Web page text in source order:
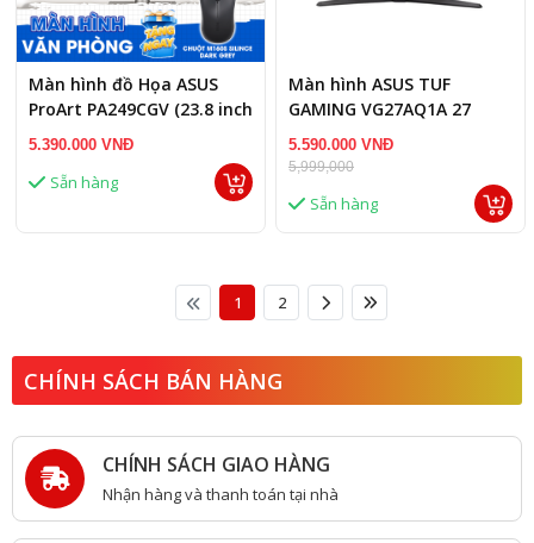
Màn hình đồ Họa ASUS
ProArt PA249CGV (23.8 inch
- IPS - FHD - 144Hz - 5ms -
5.390.000 VNĐ
Sẵn hàng
Màn hình ASUS TUF
GAMING VG27AQ1A 27
5.590.000 VNĐ
5,999,000
Sẵn hàng
1 2
CHÍNH SÁCH BÁN HÀNG
CHÍNH SÁCH GIAO HÀNG
Nhận hàng và thanh toán tại nhà